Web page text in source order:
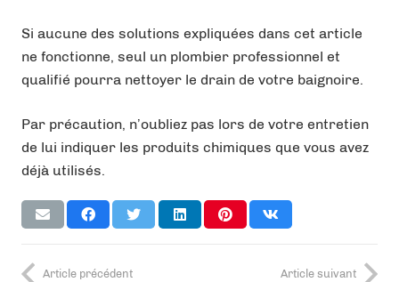
Si aucune des solutions expliquées dans cet article
ne fonctionne, seul un plombier professionnel et
qualifié pourra nettoyer le drain de votre baignoire.
Par précaution, n’oubliez pas lors de votre entretien
de lui indiquer les produits chimiques que vous avez
déjà utilisés.
Article précédent Article suivant